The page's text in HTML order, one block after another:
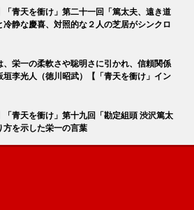
「青天を衝け」第二十一回「篤太夫、遠き道
静な慶喜、対照的な２人の芝居がシンクロ
、栄一の柔軟さや聡明さに引かれ、信頼関係
垣李光人（徳川昭武）【「青天を衝け」イン
「青天を衝け」第十九回「勘定組頭 渋沢篤太
方を示した栄一の言葉